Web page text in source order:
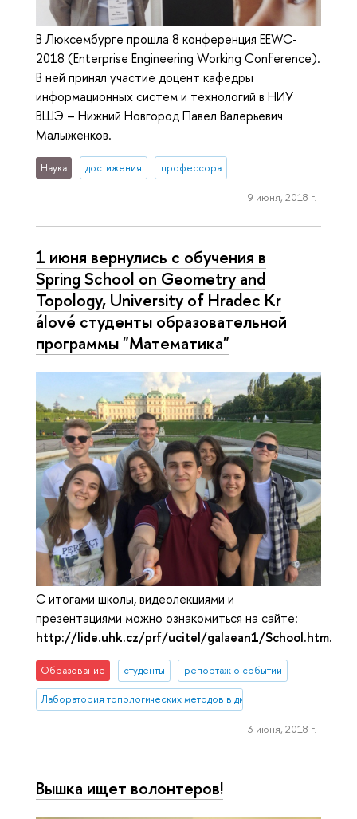
В Люксембурге прошла 8 конференция EEWC-
2018 (Enterprise Engineering Working Conference).
В ней принял участие доцент кафедры
информационных систем и технологий в НИУ
ВШЭ – Нижний Новгород Павел Валерьевич
Малыженков.
Наука достижения профессора
9 июня, 2018 г.
1 июня вернулись с обучения в
Spring School on Geometry and
Topology, University of Hradec Kr
álové студенты образовательной
программы "Математика"
С итогами школы, видеолекциями и
презентациями можно ознакомиться на сайте:
http://lide.uhk.cz/prf/ucitel/galaean1/School.htm.
Образование студенты репортаж о событии
Лаборатория топологических методов в динамике
3 июня, 2018 г.
Вышка ищет волонтеров!